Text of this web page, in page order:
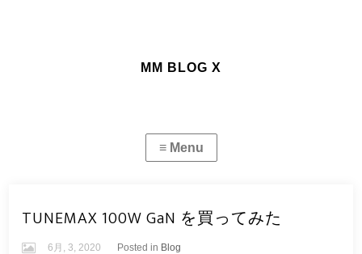
MM BLOG X
TUNEMAX 100W GaN を買ってみた
6月, 3, 2020 Posted in Blog